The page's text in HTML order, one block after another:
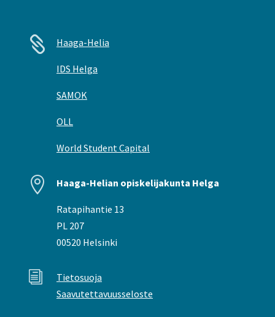
 Haaga-Helia
IDS Helga
SAMOK
OLL
World Student Capital
 Haaga-Helian opiskelijakunta Helga
Ratapihantie 13
PL 207
00520 Helsinki
i
Tietosuoja
Saavutettavuusseloste